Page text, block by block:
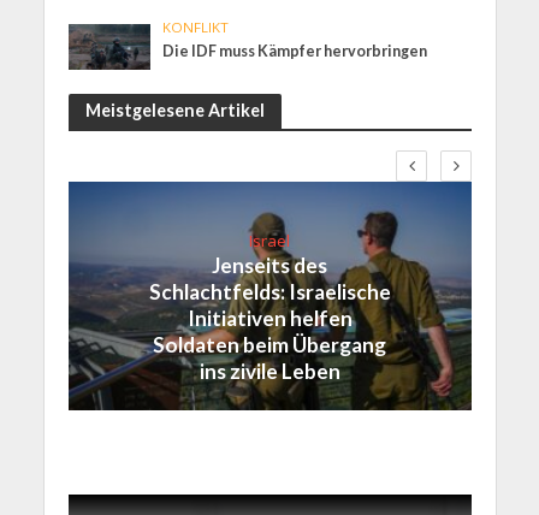
KONFLIKT
Die IDF muss Kämpfer hervorbringen
Meistgelesene Artikel
Israel
Jenseits des
Schlachtfelds: Israelische
Initiativen helfen
Soldaten beim Übergang
ins zivile Leben